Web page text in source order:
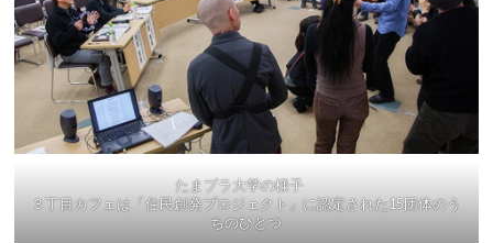
たまプラ大学の様子
３丁目カフェは「住民創発プロジェクト」に認定された15団体のう
ちのひとつ